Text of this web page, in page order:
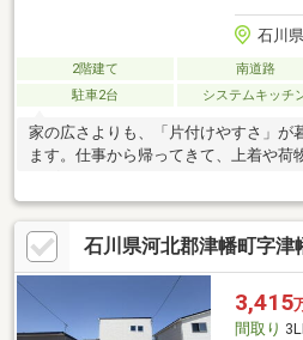
石川
2階建て 南道路
駐車2台
システムキッチ
家の広さよりも、「片付けやすさ」が
ます。仕事から帰ってきて、上着や荷
そ、毎日の動線がスムーズです。南向
駐車スペースは3台分を確保。食洗機
ートする設備も充実しています。さら
制震ダンパーを採用。津幡町住宅取得
対象エリアです。
石川県河北郡津幡町字津
3,415
間取り